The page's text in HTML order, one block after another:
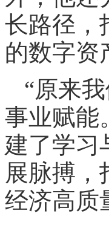
长路径，
的数字资
“原来
事业赋能
建了学习
展脉搏
经济高质